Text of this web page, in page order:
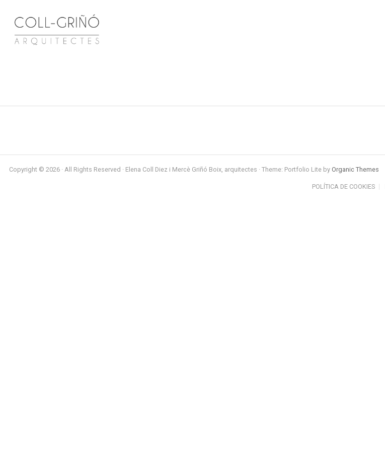
Copyright © 2026 · All Rights Reserved · Elena Coll Diez i Mercè Griñó Boix, arquitectes · Theme: Portfolio Lite by Organic Themes
POLÍTICA DE COOKIES